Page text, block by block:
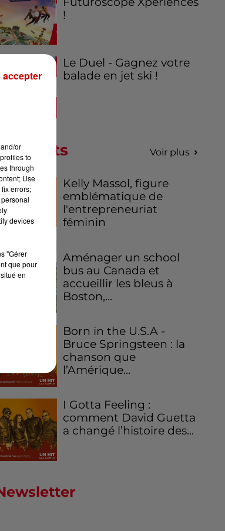
!
Le Duel - Gagnez votre
balade en jet ski !
Voir plus
Kelly Massol, figure
emblématique de
l'entrepreneuriat
féminin
Aménager un school
bus au Canada et
accueillir les bleus à
Boston,...
Born in the U.S.A -
Bruce Springsteen : la
chanson que
l’Amérique...
I Gotta Feeling :
comment David Guetta
a changé l’histoire des...
or
to
through
Use
errors;
devices
"Gérer
que pour
en